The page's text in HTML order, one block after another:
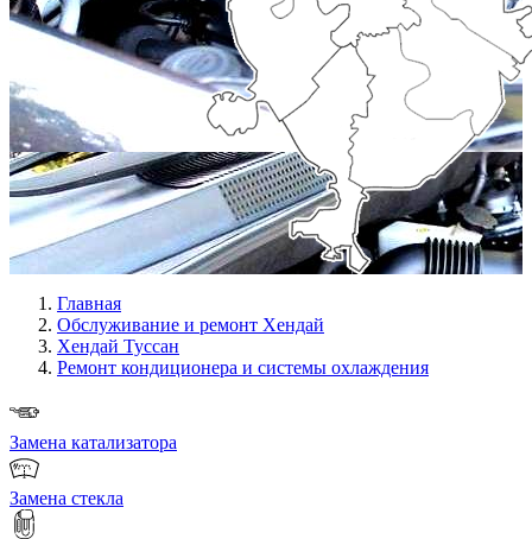
Главная
Обслуживание и ремонт Хендай
Хендай Туссан
Ремонт кондиционера и системы охлаждения
Замена катализатора
Замена стекла